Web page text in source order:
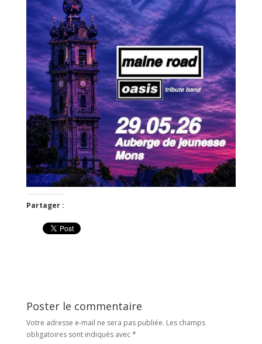
Partager :
Poster le commentaire
Votre adresse e-mail ne sera pas publiée. Les champs
obligatoires sont indiqués avec*